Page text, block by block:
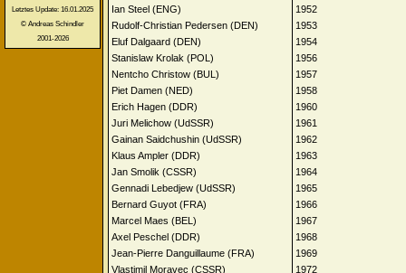
Letztes Update: 16.01.2025
© Andreas Schindler
2001-2026
Ian Steel (ENG)
1952
Rudolf-Christian Pedersen (DEN)
1953
Eluf Dalgaard (DEN)
1954
Stanislaw Krolak (POL)
1956
Nentcho Christow (BUL)
1957
Piet Damen (NED)
1958
Erich Hagen (DDR)
1960
Juri Melichow (UdSSR)
1961
Gainan Saidchushin (UdSSR)
1962
Klaus Ampler (DDR)
1963
Jan Smolik (CSSR)
1964
Gennadi Lebedjew (UdSSR)
1965
Bernard Guyot (FRA)
1966
Marcel Maes (BEL)
1967
Axel Peschel (DDR)
1968
Jean-Pierre Danguillaume (FRA)
1969
Vlastimil Moravec (CSSR)
1972